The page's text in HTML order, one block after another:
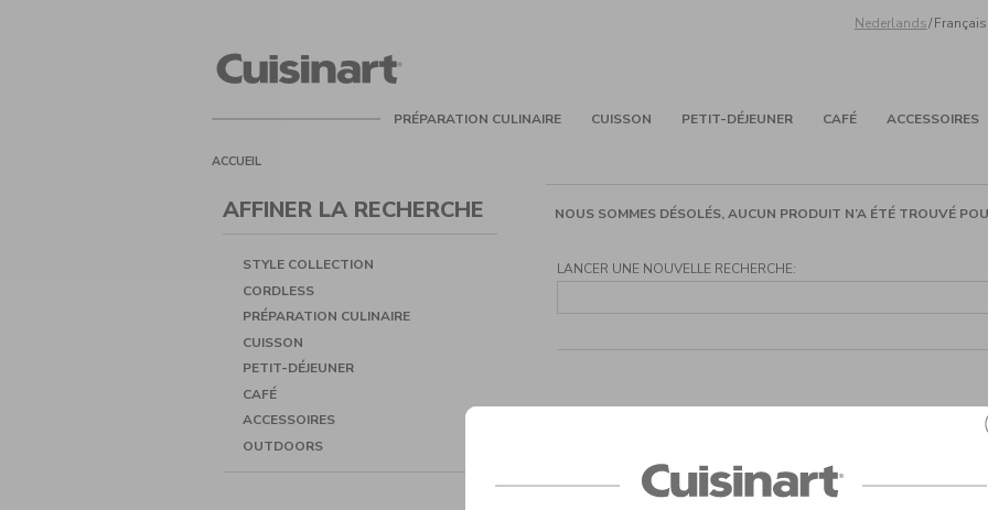
Nederlands/Français
PRÉPARATION CULINAIRE CUISSON PETIT-DÉJEUNER CAFÉ ACCESSOIRES
ACCUEIL
NOUS SOMMES DÉSOLÉS, AUCUN PRODUIT N’A ÉTÉ TROUVÉ
LANCER UNE NOUVELLE RECHERCHE:
AFFINER LA RECHERCHE
STYLE COLLECTION
CORDLESS
PRÉPARATION CULINAIRE
CUISSON
PETIT-DÉJEUNER
CAFÉ
ACCESSOIRES
OUTDOORS